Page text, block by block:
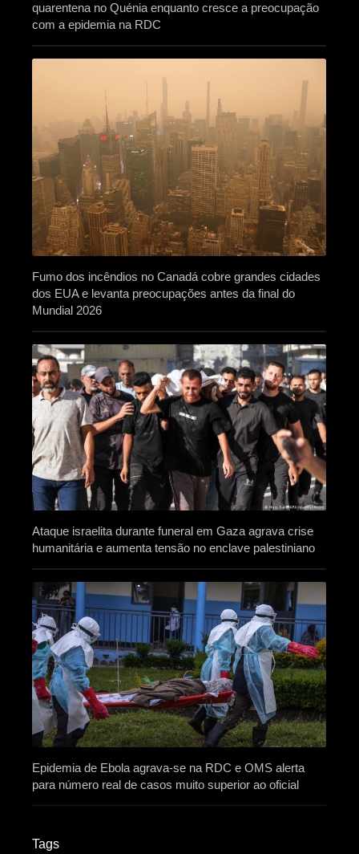
quarentena no Quénia enquanto cresce a preocupação
com a epidemia na RDC
Fumo dos incêndios no Canadá cobre grandes cidades
dos EUA e levanta preocupações antes da final do
Mundial 2026
Ataque israelita durante funeral em Gaza agrava crise
humanitária e aumenta tensão no enclave palestiniano
Epidemia de Ebola agrava-se na RDC e OMS alerta
para número real de casos muito superior ao oficial
Tags